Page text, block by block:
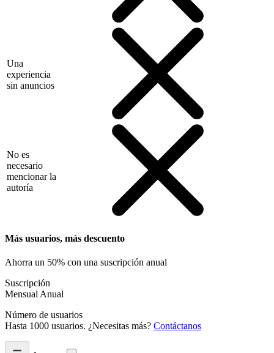
Una
experiencia
sin anuncios
No es
necesario
mencionar la
autoría
Más usuarios, más descuento
Ahorra un 50% con una suscripción anual
Suscripción
Mensual Anual
Número de usuarios
Hasta 1000 usuarios. ¿Necesitas más? Contáctanos